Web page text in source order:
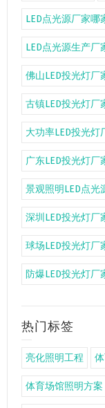
LED点光源厂家哪
LED点光源生产厂
佛山LED投光灯厂
古镇LED投光灯厂
大功率LED投光灯
广东LED投光灯厂
景观照明LED点光
深圳LED投光灯厂
球场LED投光灯厂
防爆LED投光灯厂
热门标签
亮化照明工程
体育场馆照明方案